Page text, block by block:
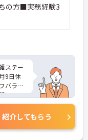
加え、
期的な
が整
補助
家庭と
の方■実務経験3
ステー
9日休
バラン
フィッ
フレッ
す♪ご
さらに
さい！
紹介してもらう